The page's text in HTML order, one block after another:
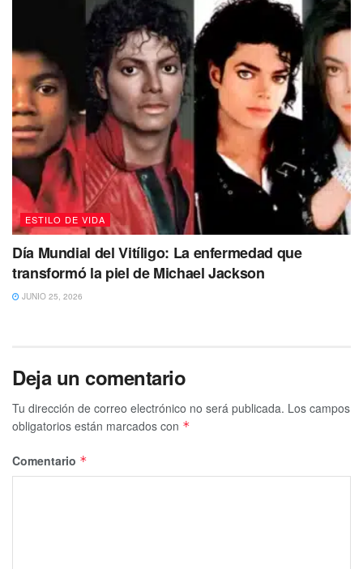
ESTILO DE VIDA
Día Mundial del Vitíligo: La enfermedad que
transformó la piel de Michael Jackson
JUNIO 25, 2026
Deja un comentario
Tu dirección de correo electrónico no será publicada. Los campos
obligatorios están marcados con *
Comentario *